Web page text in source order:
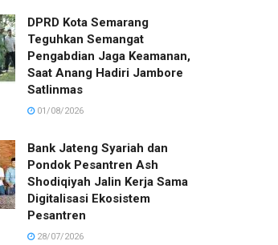
DPRD Kota Semarang
Teguhkan Semangat
Pengabdian Jaga Keamanan,
Saat Anang Hadiri Jambore
Satlinmas
01/08/2026
Bank Jateng Syariah dan
Pondok Pesantren Ash
Shodiqiyah Jalin Kerja Sama
Digitalisasi Ekosistem
Pesantren
28/07/2026